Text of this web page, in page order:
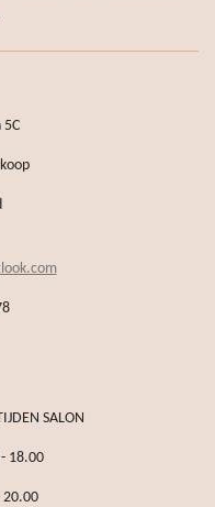
5C
SALON
18.00
20.00